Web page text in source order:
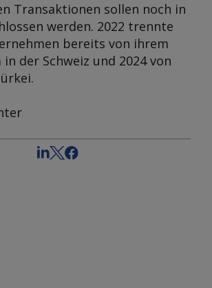
Transaktionen sollen noch in
werden. 2022 trennte
bereits von ihrem
der Schweiz und 2024 von